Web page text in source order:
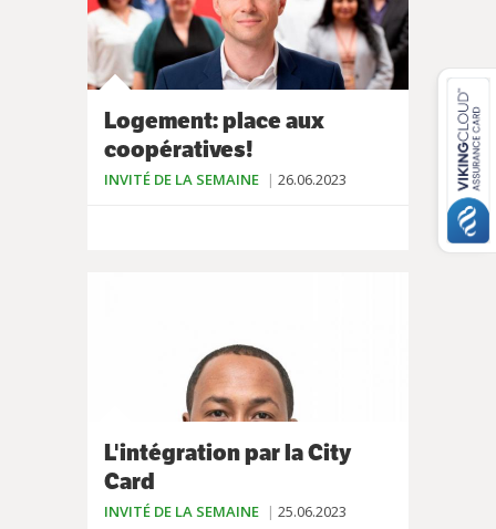
Logement: place aux
coopératives!
INVITÉ DE LA SEMAINE 26.06.2023
L'intégration par la City
Card
INVITÉ DE LA SEMAINE 25.06.2023